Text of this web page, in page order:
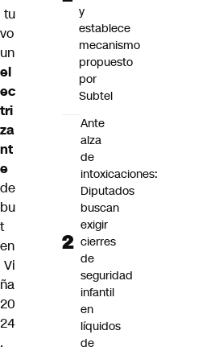
tu
vo
un
el
ec
tri
za
nt
e
de
bu
t
en
Vi
ña
20
24
.
y
establece
mecanismo
propuesto
por
Subtel
Ante
alza
de
intoxicaciones:
Diputados
buscan
exigir
cierres
de
seguridad
infantil
en
líquidos
de